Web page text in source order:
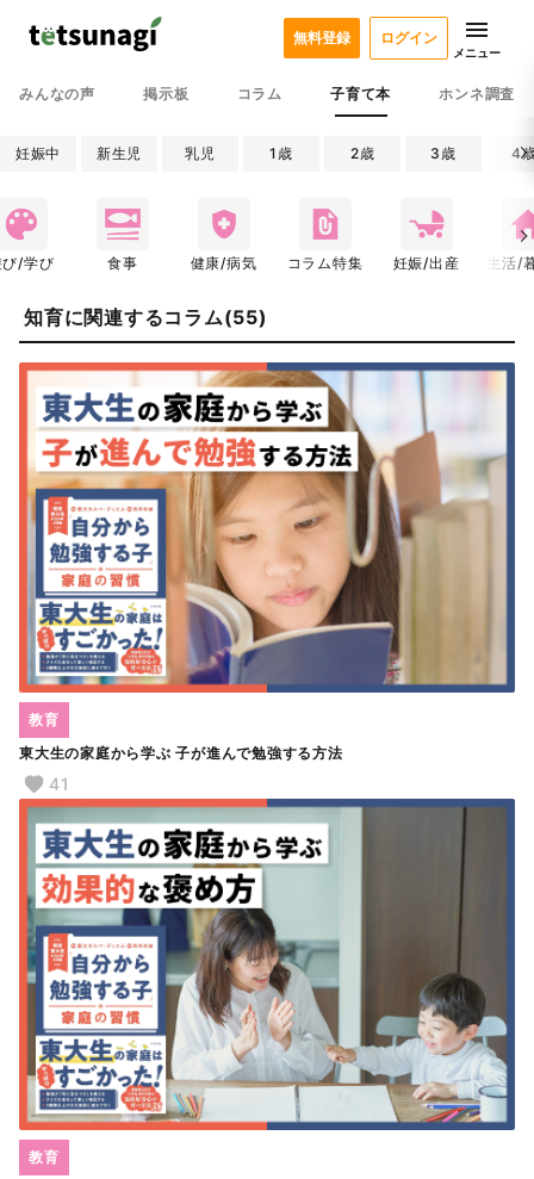
みんなの声 掲示板 コラム 子育て本 ホンネ調査
無料登録 ログイン
メニュー
妊娠中 新生児 乳児 1歳 2歳 3歳 4
び/学び 食事 健康/病気 コラム特集 妊娠/出産 生活/
知育に関連するコラム(55)
東大生の家庭から学ぶ 子が進んで勉強する方法
教育
41
教育